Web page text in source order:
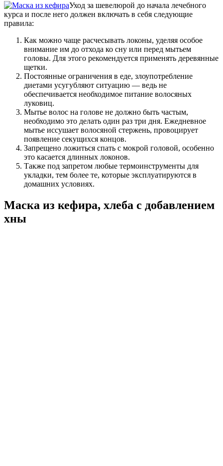
Уход за шевелюрой до начала лечебного
курса и после него должен включать в себя следующие
правила:
Как можно чаще расчесывать локоны, уделяя особое
внимание им до отхода ко сну или перед мытьем
головы. Для этого рекомендуется применять деревянные
щетки.
Постоянные ограничения в еде, злоупотребление
диетами усугубляют ситуацию — ведь не
обеспечивается необходимое питание волосяных
луковиц.
Мытье волос на голове не должно быть частым,
необходимо это делать один раз три дня. Ежедневное
мытье иссушает волосяной стержень, провоцирует
появление секущихся концов.
Запрещено ложиться спать с мокрой головой, особенно
это касается длинных локонов.
Также под запретом любые термоинструменты для
укладки, тем более те, которые эксплуатируются в
домашних условиях.
Маска из кефира, хлеба с добавлением
хны